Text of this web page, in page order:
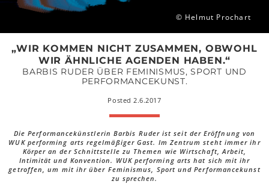
© Helmut Prochart
„WIR KOMMEN NICHT ZUSAMMEN, OBWOHL
WIR ÄHNLICHE AGENDEN HABEN.“
BARBIS RUDER ÜBER FEMINISMUS, SPORT UND
PERFORMANCEKUNST.
Posted 2.6.2017
Die Performancekünstlerin Barbis Ruder ist seit der Eröffnung von
WUK performing arts regelmäßiger Gast. Im Zentrum steht immer ihr
Körper an der Schnittstelle zu Themen wie Wirtschaft, Arbeit,
Intimität und Konvention. WUK performing arts hat sich mit ihr
getroffen, um mit ihr über Feminismus, Sport und Performancekunst
zu sprechen.